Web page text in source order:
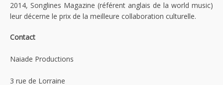
2014, Songlines Magazine (référent anglais de la world music)
leur décerne le prix de la meilleure collaboration culturelle.
Contact
Naiade Productions
3 rue de Lorraine